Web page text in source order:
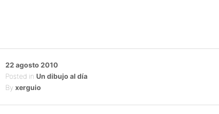
Posted
on
22 agosto 2010
Posted in Un dibujo al día
By xerguio